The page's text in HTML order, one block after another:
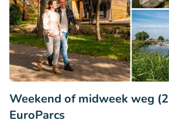
Weekend of midweek weg
EuroParcs